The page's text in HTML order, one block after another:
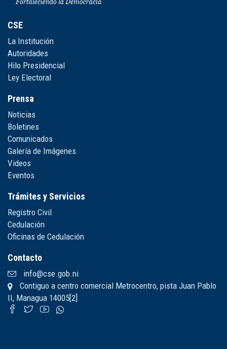
CSE
La Institución
Autoridades
Hilo Presidencial
Ley Electoral
Prensa
Noticias
Boletines
Comunicados
Galería de Imágenes
Videos
Eventos
Trámites y Servicios
Registro Civil
Cedulación
Oficinas de Cedulación
Contacto
info@cse.gob.ni
Contiguo a centro comercial Metrocentro, pista Juan Pablo
II, Managua 14005[2]